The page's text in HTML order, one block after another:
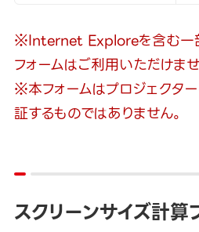
※Internet Exploreを含む一
フォームはご利用いただけませ
※本フォームはプロジェクタ
証するものではありません。
スクリーンサイズ計算